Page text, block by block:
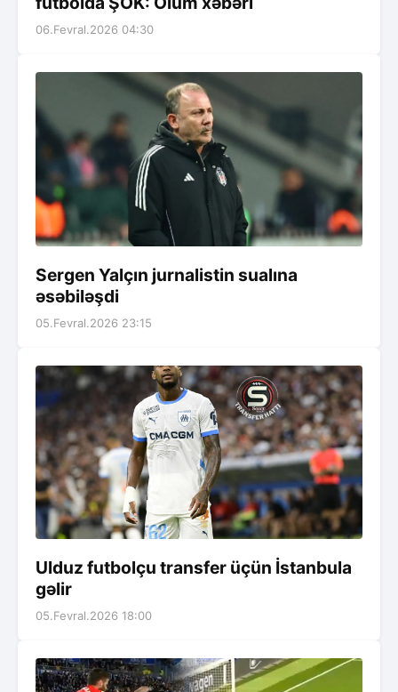
06.Fevral.2026 04:30
Sergen Yalçın jurnalistin sualına
əsəbiləşdi
05.Fevral.2026 23:15
Ulduz futbolçu transfer üçün İstanbula
gəlir
05.Fevral.2026 18:00